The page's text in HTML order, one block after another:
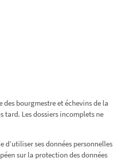
des bourgmestre et échevins de la
tard. Les dossiers incomplets ne
ses données personnelles
sur la protection des données